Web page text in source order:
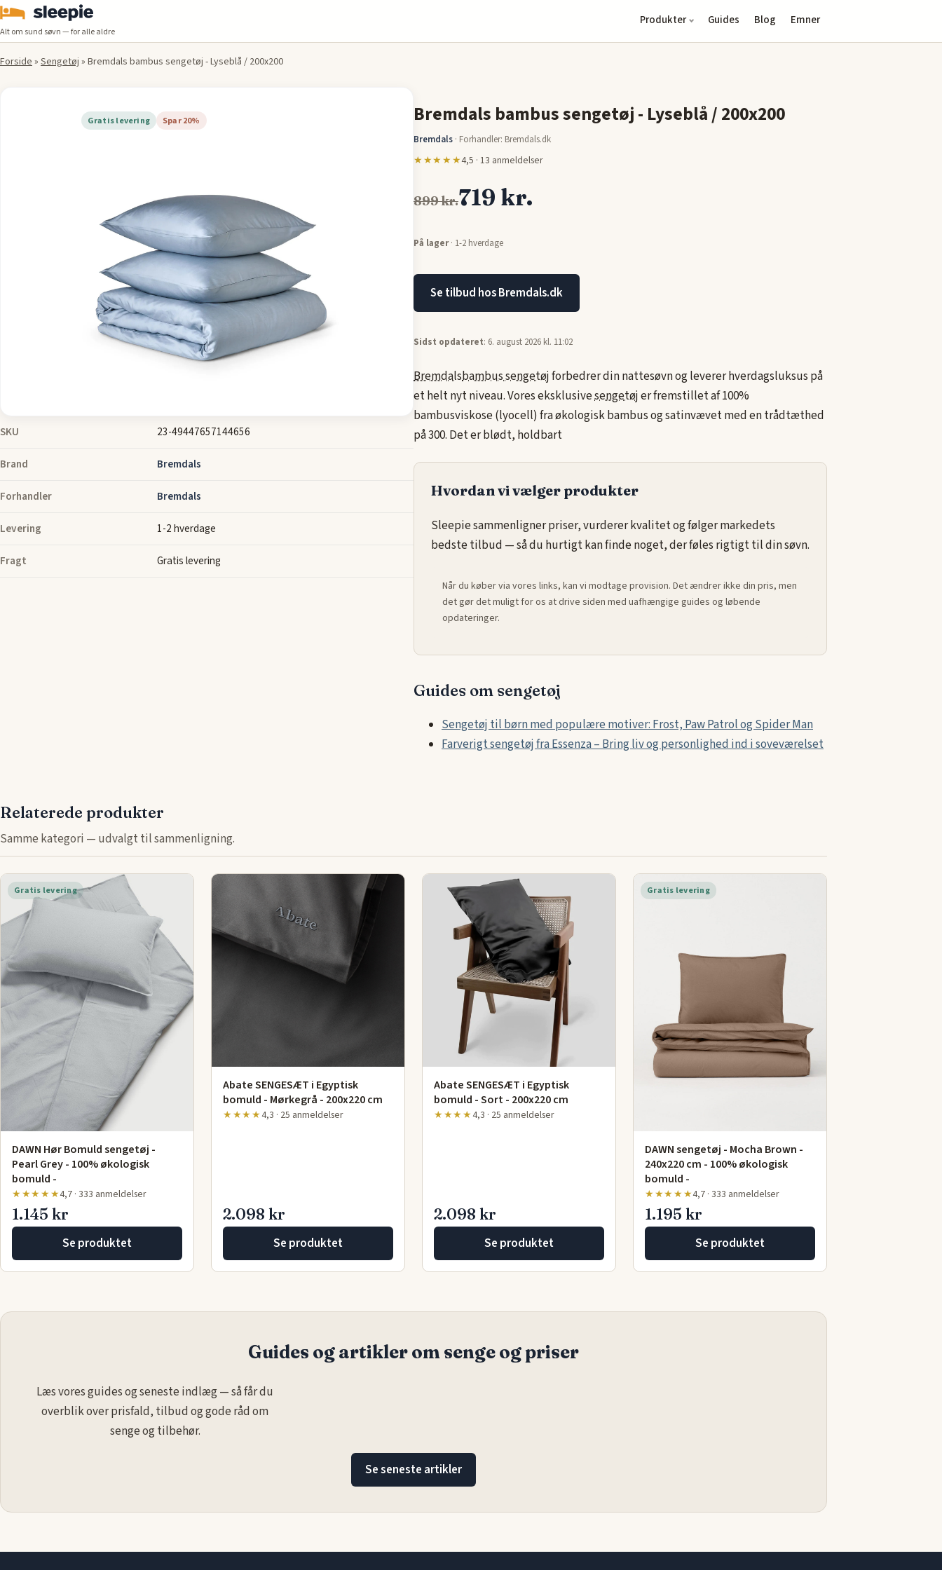
Alt om sund søvn — for alle aldre
Produkter Guides Blog Emner
Forside» Sengetøj » Bremdals bambus sengetøj - Lyseblå / 200x200
Gratis levering Spar 20%
Se flere billeder
SKU 23-49447657144656
Brand Bremdals
Forhandler Bremdals
Levering 1-2 hverdage
Fragt Gratis levering
Bremdals bambus sengetøj - Lyseblå / 200x200
Bremdals · Forhandler: Bremdals.dk
★★★★★4,5 · 13 anmeldelser
899 kr.719 kr.
På lager· 1-2 hverdage
Se tilbud hos Bremdals.dk
Sidst opdateret: 6. august 2026 kl. 11:02
Bremdalsbambus sengetøjforbedrer din nattesøvn og leverer hverdagsluksus på
et helt nyt niveau. Vores eksklusivesengetøjer fremstillet af 100%
bambusviskose (lyocell) fra økologisk bambus og satinvævet med en trådtæthed
på 300. Det er blødt, holdbart
Hvordan vi vælger produkter
Sleepie sammenligner priser, vurderer kvalitet og følger markedets
bedste tilbud — så du hurtigt kan finde noget, der føles rigtigt til din søvn.
Når du køber via vores links, kan vi modtage provision. Det ændrer ikke din pris, men
det gør det muligt for os at drive siden med uafhængige guides og løbende
opdateringer.
Guides om sengetøj
Sengetøj til børn med populære motiver: Frost, Paw Patrol og Spider Man
Farverigt sengetøj fra Essenza – Bring liv og personlighed ind i soveværelset
Relaterede produkter
Samme kategori — udvalgt til sammenligning.
Gratis levering
DAWN Hør Bomuld sengetøj -
Pearl Grey - 100% økologisk
bomuld -
★★★★★4,7 · 333 anmeldelser
1.145 kr
Se produktet
Abate SENGESÆT i Egyptisk
bomuld - Mørkegrå - 200x220 cm
★★★★4,3 · 25 anmeldelser
2.098 kr
Se produktet
Abate SENGESÆT i Egyptisk
bomuld - Sort - 200x220 cm
★★★★4,3 · 25 anmeldelser
2.098 kr
Se produktet
Gratis levering
DAWN sengetøj - Mocha Brown -
240x220 cm - 100% økologisk
bomuld -
★★★★★4,7 · 333 anmeldelser
1.195 kr
Se produktet
Guides og artikler om senge og priser
Læs vores guides og seneste indlæg — så får du
overblik over prisfald, tilbud og gode råd om
senge og tilbehør.
Se seneste artikler